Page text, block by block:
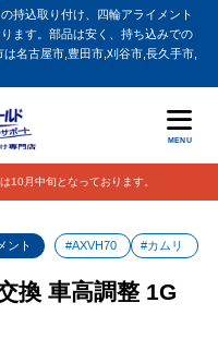
持込取り付け、四輪アライメント
ます。部品は安く、持ち込みでの
名古屋市,豊田市,刈谷市,長久手市,
MENU
10月中旬となっております。
ント #AXVH70 #カムリ
換 車高調整 1G